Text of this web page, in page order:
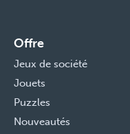
Offre
Jeux de société
Jouets
Puzzles
Nouveautés